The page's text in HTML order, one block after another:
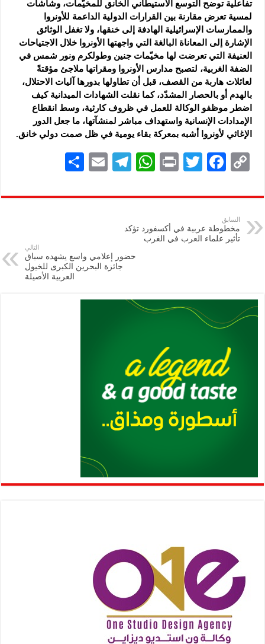
تفاعلية توضح التوسع الاستيطاني الخانق للمخيّمات، وشاشات
لمسية تعرض مقارنة بين القرارات الدولية الداعمة للأونروا
والممارسات الإسرائيلية الهادفة إلى خنقها، ولا تغفل الوثائق
الإشارة إلى المعاناة البالغة التي واجهتها الأونروا خلال الاجتياحات
العنيفة التي تعرضت لها مخيّمات جنين وطولكرم ونور شمس في
الضفة الغربية، لتصبح مدارس الأونروا ومقراتها ملاجئ مؤقتةً
لعائلات هاربة من القصف، قبل أن تطاولها بدورها آليات الاحتلال،
بالهدم أو بالحصار المشدّد، كما نقلت الشهادات الميدانية كيف
اضطر موظفو الوكالة للعمل في ظروف كارثية، وسط انقطاع
الإمدادات الإنسانية واستهداف مباشر لمنشآتها، ما جعل الدور
الإغاثي لأونروا أشبه بمعركة بقاء يومية في ظل صمت دولي خانق.
C
p
y
Li
F
eb
k
T
tt
er
P
nt
W
at
A
p
Te
gr
E
ai
ar
السابق
مخطوطة عربية في أكسفورد تؤكد
تأثير علماء العرب في الغرب
التالي
حضور إعلامي واسع يشهده سباق
جائزة البحرين الكبرى للخيول
العربية الأصيلة